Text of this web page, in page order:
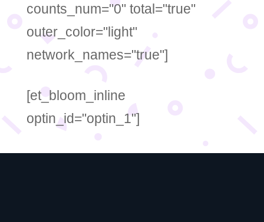
counts_num="0" total="true"
outer_color="light"
network_names="true"]
[et_bloom_inline
optin_id="optin_1"]